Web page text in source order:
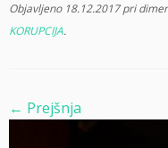
Objavljeno 18.12.2017pri
KORUPCIJA.
← Prejšnja